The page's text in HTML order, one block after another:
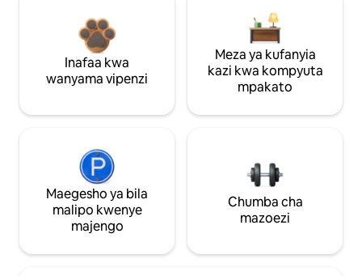
Inafaa kwa
wanyama vipenzi
Meza ya kufanyia
kazi kwa kompyuta
mpakato
Maegesho ya bila
malipo kwenye
majengo
Chumba cha
mazoezi